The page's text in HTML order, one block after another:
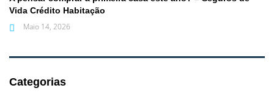
Vida Crédito Habitação
Maio 14, 2026
Categorias